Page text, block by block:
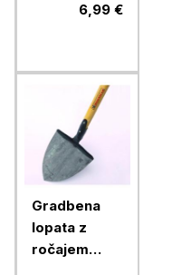
6,99 €
Gradbena
lopata z
ročajem